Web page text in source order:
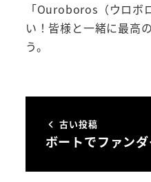
「Ouroboros（ウロボ
い！皆様と一緒に最高
う。
古い投稿
ボートでファン